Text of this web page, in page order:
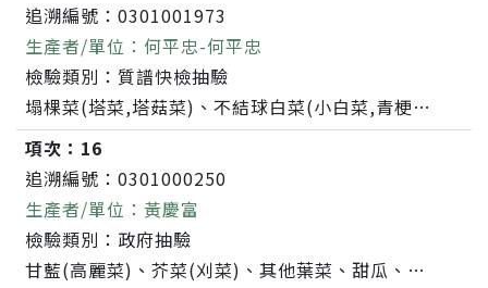
追溯編號： 0301001973
生產者/單位： 何平忠-何平忠
檢驗類別： 質譜快檢抽驗
塌棵菜(塔菜,塔菇菜)、不結球白菜(小白菜,青梗白菜,蚵白菜)、油菜(小松菜.青松菜)、紅鳳菜(紅菜)、芥菜(刈菜)、茼蒿、莧菜(刺莧菜)、菠菜、蕹菜(空心菜)、青江菜(青梗菜,青油菜)、包心芥菜、大心芥菜、結球萵苣(包心萵苣,美生菜)、小白菜、羽衣甘藍、不結球萵苣(A菜,妹仔菜)、半結球萵苣(大陸妹)、山茼蒿(昭和菜)、葉用甘藷(地瓜葉,甘藷葉)、廣島菜
項次： 16
追溯編號： 0301000250
生產者/單位： 黃慶富
檢驗類別： 政府抽驗
甘藍(高麗菜)、芥菜(刈菜)、其他葉菜、甜瓜、番茄(含小番茄)、西瓜、辣椒、其他果菜、其他根莖菜、芥藍、洋香瓜(哈蜜瓜)、筊白筍、小黃瓜(花胡瓜)、苦瓜、絲瓜、冬瓜、南瓜(金瓜)、香瓜(美濃瓜)